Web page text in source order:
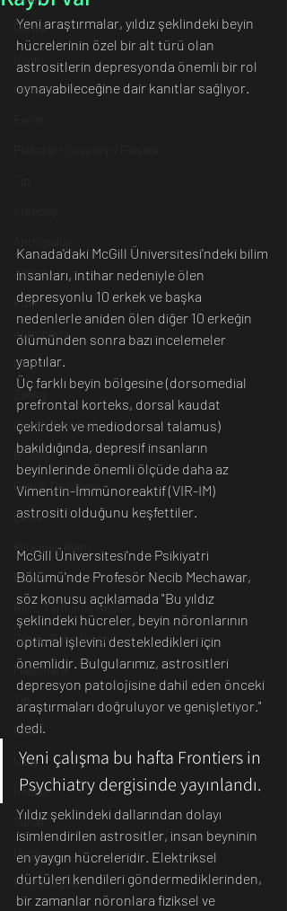
Dünya
İletişim
Jeoloji
Fizik
Astronomi
Müzik
Zooloji
Günün Fotoğrafı
Biyoloji
Günün Düşüneni
Çevre
Kısa Kısa Bilim
Kimya
Bilim Tarihinde Bugün
Günün Bilim İnsanı
Matematik
İnsan
Uzay
Resim
Sanat
Doğa
Fotoğrafçılık
Yeni araştırmalar, yıldız şeklindeki beyin
hücrelerinin özel bir alt türü olan
astrositlerin depresyonda önemli bir rol
oynayabileceğine dair kanıtlar sağlıyor.
Kanada'daki McGill Üniversitesi'ndeki bilim
insanları, intihar nedeniyle ölen
depresyonlu 10 erkek ve başka
nedenlerle aniden ölen diğer 10 erkeğin
ölümünden sonra bazı incelemeler
yaptılar.
Üç farklı beyin bölgesine (dorsomedial
prefrontal korteks, dorsal kaudat
çekirdek ve mediodorsal talamus)
bakıldığında, depresif insanların
beyinlerinde önemli ölçüde daha az
Vimentin-İmmünoreaktif (VIR-IM)
astrositi olduğunu keşfettiler.
McGill Üniversitesi'nde Psikiyatri
Bölümü'nde Profesör Necib Mechawar,
söz konusu açıklamada "Bu yıldız
şeklindeki hücreler, beyin nöronlarının
optimal işlevini destekledikleri için
önemlidir. Bulgularımız, astrositleri
depresyon patolojisine dahil eden önceki
araştırmaları doğruluyor ve genişletiyor."
dedi.
Yeni çalışma bu hafta Frontiers in
Psychiatry dergisinde yayınlandı.
Yıldız şeklindeki dallarından dolayı
isimlendirilen astrositler, insan beyninin
en yaygın hücreleridir. Elektriksel
dürtüleri kendileri göndermediklerinden,
bir zamanlar nöronlara fiziksel ve